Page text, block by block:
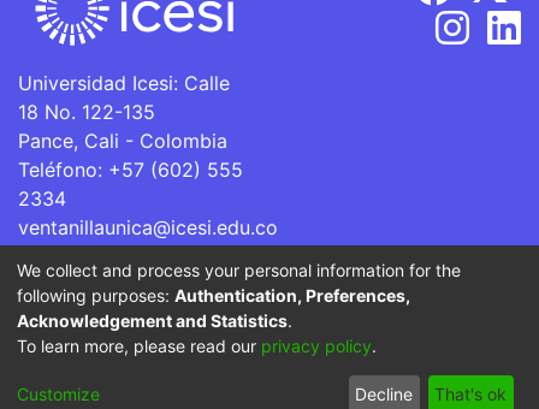
Universidad Icesi: Calle
18 No. 122-135
Pance, Cali - Colombia
Teléfono: +57 (602) 555
2334
ventanillaunica@icesi.edu.co
La Universidad Icesi es una Institución de Educación
Superior que se encuentra sujeta a inspección y vigilancia
por parte del Ministerio de Educación Nacional.
Cookie
End User
Send
We collect and process your personal information for the
following purposes: Authentication, Preferences,
Acknowledgement and Statistics.
To learn more, please read our privacy policy.
Customize Decline That's ok